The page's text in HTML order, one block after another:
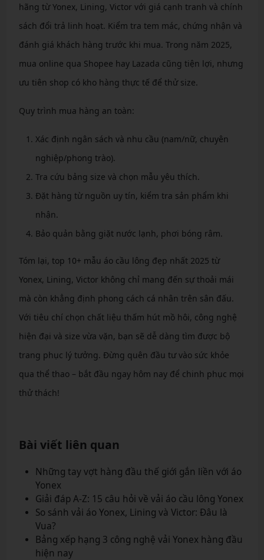
hãng từ Yonex, Lining, Victor với giá cạnh tranh và chính
sách đổi trả linh hoạt. Kiểm tra tem mác, chứng nhận và
đánh giá khách hàng trước khi mua. Trong năm 2025,
mua online qua Shopee hay Lazada cũng tiện lợi, nhưng
ưu tiên shop có kho hàng thực tế để thử size.
Quy trình mua hàng an toàn:
Xác định ngân sách và nhu cầu (nam/nữ, chuyên
nghiệp/phong trào).
Tra cứu bảng size và chọn mẫu yêu thích.
Đặt hàng từ nguồn uy tín, kiểm tra sản phẩm khi
nhận.
Bảo quản bằng giặt nước lạnh, phơi bóng râm.
Tóm lại, top 10+ mẫu áo cầu lông đẹp nhất 2025 từ
Yonex, Lining, Victor không chỉ mang đến sự thoải mái
mà còn khẳng định phong cách cá nhân trên sân đấu.
Với tiêu chí chọn chất liệu thấm hút mồ hôi, công nghệ
hiện đại và size vừa vặn, bạn sẽ dễ dàng tìm được bộ
trang phục lý tưởng. Đừng quên đầu tư vào sức khỏe
qua thể thao – bắt đầu ngay hôm nay để chinh phục mọi
thử thách!
Bài viết liên quan
Những tay vợt hàng đầu thế giới gắn liền với áo
Yonex
Giải đáp A-Z: 15 câu hỏi về vải áo cầu lông Yonex
So sánh vải áo Yonex, Lining và Victor: Đâu là
Vua?
Bảng xếp hạng 3 công nghệ vải Yonex hàng đầu
hiện nay